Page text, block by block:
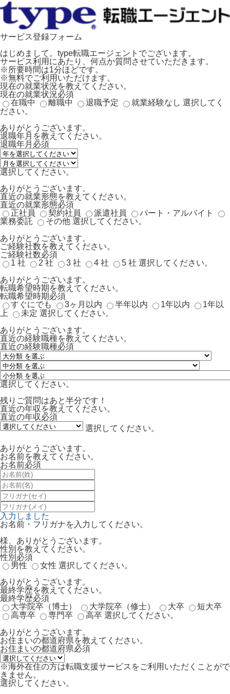
サービス登録フォーム
はじめまして。type転職エージェントでございます。
サービス利用にあたり、何点か質問させていただきます。
※所要時間は1分ほどです。
※無料でご利用いただけます。
現在の就業状況を教えてください。
現在の就業状況必須
在職中
離職中 退職予定 就業経験なし 選択してく
ださい。
ありがとうございます。
退職年月を教えてください。
退職年月 必須
選択してください。
ありがとうございます。
直近の就業形態を教えてください。
直近の就業形態必須
正社員
契約社員 派遣社員
パート・アルバイト
業務委託
その他 選択してください。
ありがとうございます。
ご経験社数を教えてください。
ご経験社数必須
1 社
2 社 3 社 4 社 5 社 選択してください。
ありがとうございます。
転職希望時期を教えてください。
転職希望時期必須
すぐにでも
3ヶ月以内 半年以内 1年以内
1年以
上
未定 選択してください。
ありがとうございます。
直近の経験職種を教えてください。
直近の経験職種必須
選択してください。
残りご質問はあと半分です！
直近の年収を教えてください。
直近の年収必須
選択してください。
ありがとうございます。
お名前を教えてください。
お名前必須
入力しました
お名前・フリガナを入力してください。
様、ありがとうございます。
性別を教えてください。
性別 必須
男性
女性 選択してください。
ありがとうございます。
最終学歴を教えてください。
最終学歴必須
大学院卒（博士）
大学院卒（修士） 大卒
短大卒
高専卒
専門卒 高卒 選択してください。
ありがとうございます。
お住まいの都道府県を教えてください。
お住まいの都道府県必須
※海外在住の方は転職支援サービスをご利用いただくことがで
きません。
選択してください。